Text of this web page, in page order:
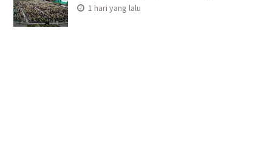
1 hari yang lalu